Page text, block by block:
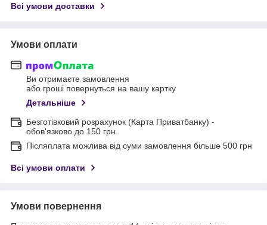
Всі умови доставки
Умови оплати
Ви отримаєте замовлення
або гроші повернуться на вашу картку
Детальніше
Безготівковий розрахунок (Карта Приватбанку) -
обов'язково до 150 грн.
Післяплата можлива від суми замовлення більше 500 грн
Всі умови оплати
Умови повернення